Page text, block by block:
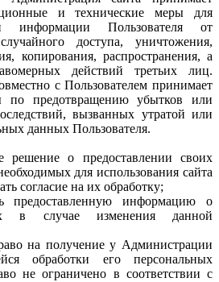
и технические меры для
информации Пользователя от
доступа, уничтожения,
копирования, распространения, а
действий третьих лиц.
с Пользователем принимает
по предотвращению убытков или
вызванных утратой или
данных Пользователя.
решение о предоставлении своих
для использования сайта
согласие на их обработку;
предоставленную информацию о
в случае изменения данной
на получение у Администрации
обработки его персональных
не ограничено в соответствии с